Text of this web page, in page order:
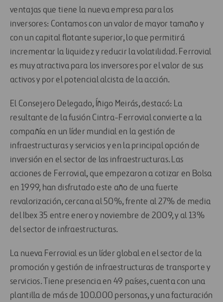
ventajas que tiene la nueva empresa para los
inversores: Contamos con un valor de mayor tamaño y
con un capital flotante superior, lo que permitirá
incrementar la liquidez y reducir la volatilidad. Ferrovial
es muy atractiva para los inversores por el valor de sus
activos y por el potencial alcista de la acción.
El Consejero Delegado, Íñigo Meirás, destacó: La
resultante de la fusión Cintra-Ferrovial convierte a la
compañía en un líder mundial en la gestión de
infraestructuras y servicios y en la principal opción de
inversión en el sector de las infraestructuras. Las
acciones de Ferrovial, que empezaron a cotizar en Bolsa
en 1999, han disfrutado este año de una fuerte
revalorización, cercana al 50%, frente al 27% de media
del Ibex 35 entre enero y noviembre de 2009, y al 13%
del sector de infraestructuras.
La nueva Ferrovial es un líder global en el sector de la
promoción y gestión de infraestructuras de transporte y
servicios. Tiene presencia en 49 países, cuenta con una
plantilla de más de 100.000 personas, y una facturación